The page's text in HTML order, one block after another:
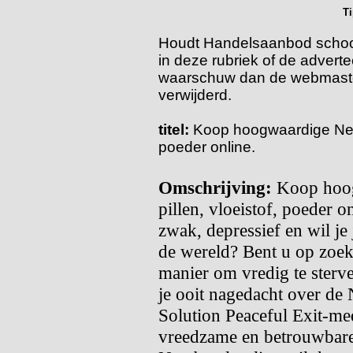
Houdt Handelsaanbod
in deze rubriek of de
waarschuw dan de
verwijderd.
titel: Koop hoogwaardige
poeder online.
Omschrijving: Koop
pillen, vloeistof, poeder
zwak, depressief en wil
de wereld? Bent u op
manier om vredig te
je ooit nagedacht over de
Solution Peaceful Exit-
vreedzame en